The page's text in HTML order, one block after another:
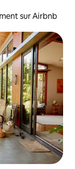
sur Airbnb